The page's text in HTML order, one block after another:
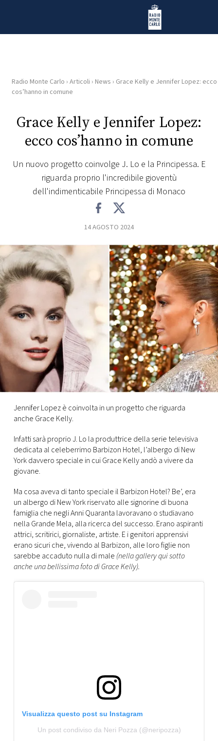
Radio Monte Carlo
HOME
RADIO
WEB
PLAYLIST
CONCORSI
VIDEO
TV
PRINCIPATO
DI
MONACO
CONSIGLIA
Radio Monte Carlo › Articoli › News › Grace Kelly e Jennifer Lopez: ecco
cos’hanno in comune
Grace Kelly e Jennifer Lopez:
ecco cos’hanno in comune
Un nuovo progetto coinvolge J. Lo e la Principessa. E
riguarda proprio l'incredibile gioventù
dell'indimenticabile Principessa di Monaco
14 AGOSTO 2024
Jennifer Lopez è coinvolta in un progetto che riguarda
anche Grace Kelly.
Infatti sarà proprio J. Lo la produttrice della serie televisiva
dedicata al celeberrimo Barbizon Hotel, l’albergo di New
York davvero speciale in cui Grace Kelly andò a vivere da
giovane.
Ma cosa aveva di tanto speciale il Barbizon Hotel? Be’, era
un albergo di New York riservato alle signorine di buona
famiglia che negli Anni Quaranta lavoravano o studiavano
nella Grande Mela, alla ricerca del successo. Erano aspiranti
attrici, scritirici, giornaliste, artiste. E i genitori apprensivi
erano sicuri che, vivendo al Barbizon, alle loro figlie non
sarebbe accaduto nulla di male (nella gallery qui sotto
anche una bellissima foto di Grace Kelly).
Visualizza questo post su Instagram
Un post condiviso da Neri Pozza (@neripozza)